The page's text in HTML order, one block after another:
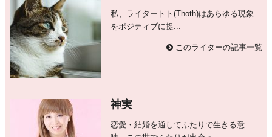
私、ライタートト(Thoth)はあらゆる現象
をポジティブに捉...
このライターの記事一覧
神実
恋愛・結婚を通してふたりで生きる意